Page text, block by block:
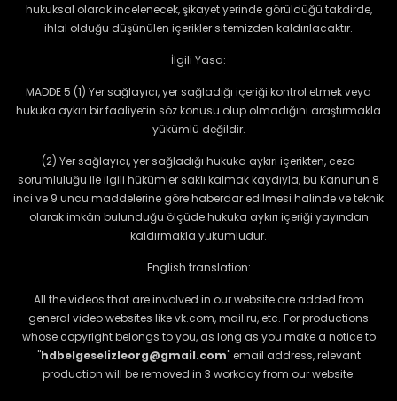
hukuksal olarak incelenecek, şikayet yerinde görüldüğü takdirde,
ihlal olduğu düşünülen içerikler sitemizden kaldırılacaktır.
İlgili Yasa:
MADDE 5 (1) Yer sağlayıcı, yer sağladığı içeriği kontrol etmek veya
hukuka aykırı bir faaliyetin söz konusu olup olmadığını araştırmakla
yükümlü değildir.
(2) Yer sağlayıcı, yer sağladığı hukuka aykırı içerikten, ceza
sorumluluğu ile ilgili hükümler saklı kalmak kaydıyla, bu Kanunun 8
inci ve 9 uncu maddelerine göre haberdar edilmesi halinde ve teknik
olarak imkân bulunduğu ölçüde hukuka aykırı içeriği yayından
kaldırmakla yükümlüdür.
English translation:
All the videos that are involved in our website are added from
general video websites like vk.com, mail.ru, etc. For productions
whose copyright belongs to you, as long as you make a notice to
"hdbelgeselizleorg@gmail.com" email address, relevant
production will be removed in 3 workday from our website.